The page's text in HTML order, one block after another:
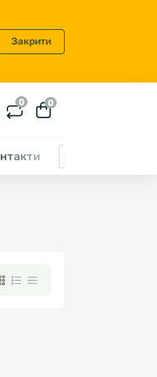
Закрити
0 0